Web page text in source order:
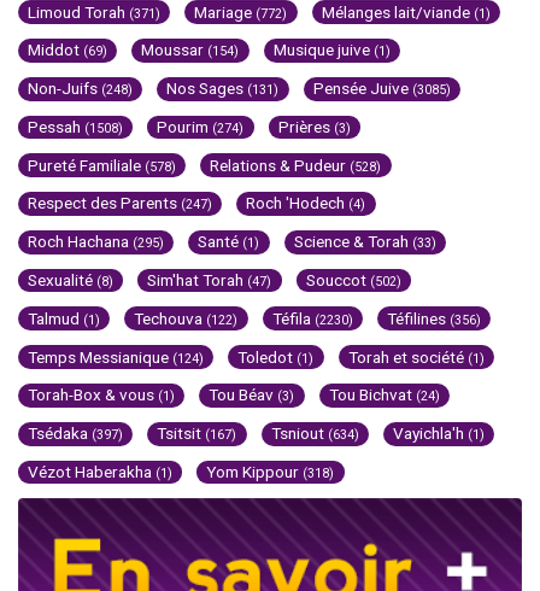
Limoud Torah (371) Mariage (772) Mélanges lait/viande (1)
Middot (69) Moussar (154) Musique juive (1)
Non-Juifs (248) Nos Sages (131) Pensée Juive (3085)
Pessah (1508) Pourim (274) Prières (3)
Pureté Familiale (578) Relations & Pudeur (528)
Respect des Parents (247) Roch 'Hodech (4)
Roch Hachana (295) Santé (1) Science & Torah (33)
Sexualité (8) Sim'hat Torah (47) Souccot (502)
Talmud (1) Techouva (122) Téfila (2230) Téfilines (356)
Temps Messianique (124) Toledot (1) Torah et société (1)
Torah-Box & vous (1) Tou Béav (3) Tou Bichvat (24)
Tsédaka (397) Tsitsit (167) Tsniout (634) Vayichla'h (1)
Vézot Haberakha (1) Yom Kippour (318)